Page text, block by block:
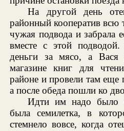
На другой день
районный кооператив всю
чужая подвода и забрала
вместе с этой
деньги за мясо, а Вася
магазине книг для
районе и провели там еще
а после обеда пошли ко
Идти им надо было
была семилетка, в
стемнело вовсе, когда